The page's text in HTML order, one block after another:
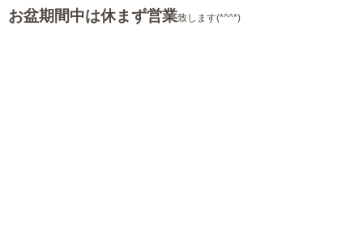
お盆期間中は休まず営業致します(*^^*)